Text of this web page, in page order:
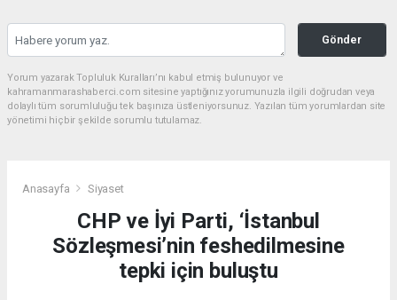
Gönder
Yorum yazarak Topluluk Kuralları’nı kabul etmiş bulunuyor ve
kahramanmarashaberci.com sitesine yaptığınız yorumunuzla ilgili doğrudan veya
dolaylı tüm sorumluluğu tek başınıza üstleniyorsunuz. Yazılan tüm yorumlardan site
yönetimi hiçbir şekilde sorumlu tutulamaz.
Anasayfa Siyaset
CHP ve İyi Parti, ‘İstanbul
Sözleşmesi’nin feshedilmesine
tepki için buluştu